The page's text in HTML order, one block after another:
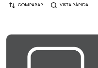
COMPARAR VISTA RÁPIDA